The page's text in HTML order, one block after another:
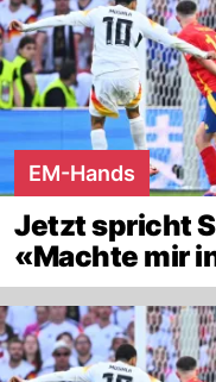
EM-Hands
Jetzt spricht
«Machte mir